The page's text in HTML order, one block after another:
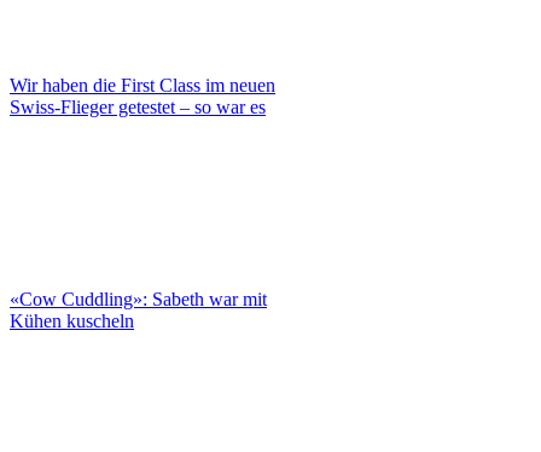
Wir haben die First Class im neuen
Swiss-Flieger getestet – so war es
«Cow Cuddling»: Sabeth war mit
Kühen kuscheln